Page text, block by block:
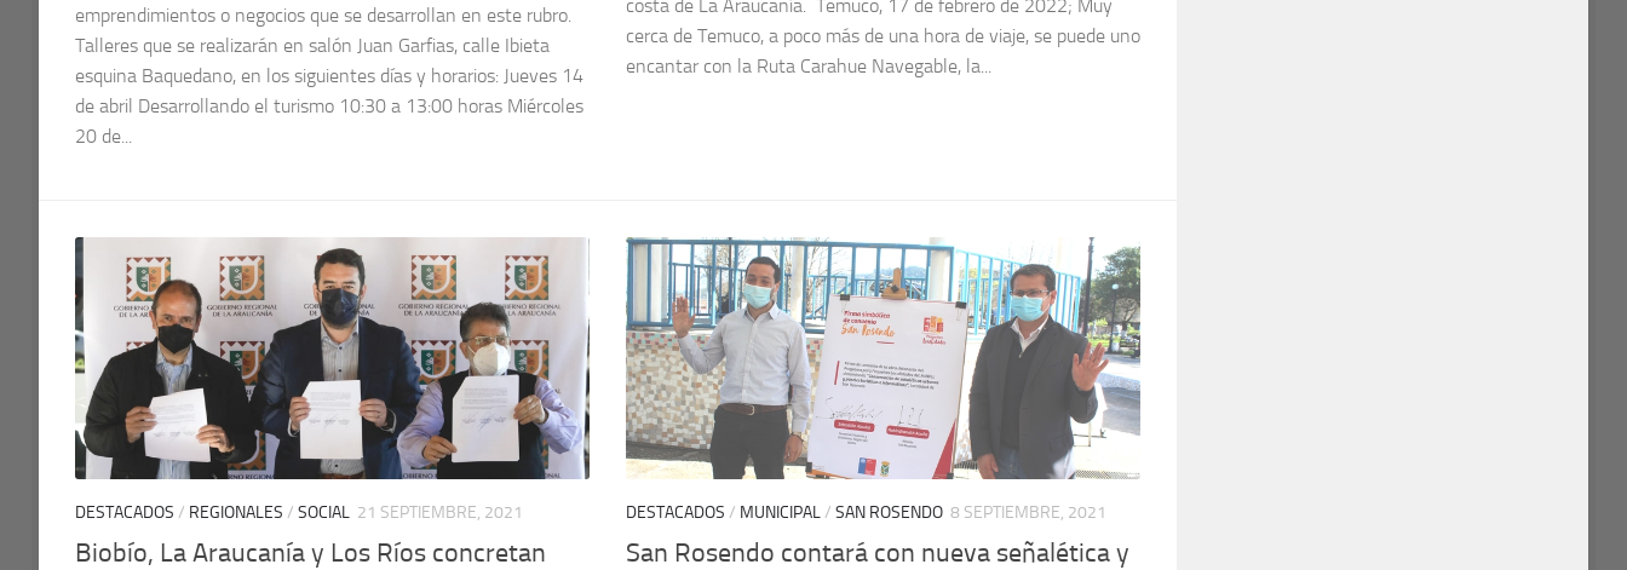
emprendimientos o negocios que se desarrollan en este rubro.
Talleres que se realizarán en salón Juan Garfias, calle Ibieta
esquina Baquedano, en los siguientes días y horarios: Jueves 14
de abril Desarrollando el turismo 10:30 a 13:00 horas Miércoles
20 de...
costa de La Araucanía. Temuco, 17 de febrero de 2022; Muy
cerca de Temuco, a poco más de una hora de viaje, se puede uno
encantar con la Ruta Carahue Navegable, la...
DESTACADOS / REGIONALES / SOCIAL 21 SEPTIEMBRE, 2021
Biobío, La Araucanía y Los Ríos concretan
DESTACADOS / MUNICIPAL/ SAN ROSENDO 8 SEPTIEMBRE, 2021
San Rosendo contará con nueva señalética y